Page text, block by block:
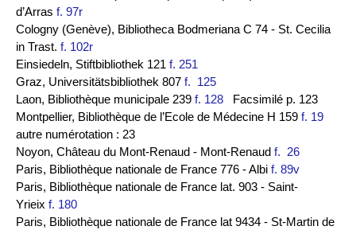
d’Arras f. 97r
Cologny (Genève), Bibliotheca Bodmeriana C 74 - St. Cecilia
in Trast. f. 102r
Einsiedeln, Stiftbibliothek 121 f. 251
Graz, Universitätsbibliothek 807 f. 125
Laon, Bibliothèque municipale 239 f. 128 Facsimilé p. 123
Montpellier, Bibliothèque de l’Ecole de Médecine H 159 f. 19
autre numérotation : 23
Noyon, Château du Mont-Renaud - Mont-Renaud f. 26
Paris, Bibliothèque nationale de France 776 - Albi f. 89v
Paris, Bibliothèque nationale de France lat. 903 - Saint-
Yrieix f. 180
Paris, Bibliothèque nationale de France lat 9434 - St-Martin de